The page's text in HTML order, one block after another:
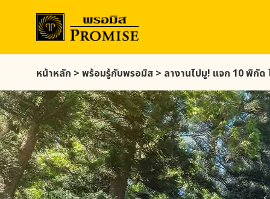
content
หน้าหลัก > พร้อมรู้กับพรอมิส > ลางานไปมู! แจก 10 พิกัด